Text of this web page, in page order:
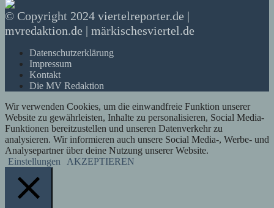
© Copyright 2024 viertelreporter.de |
mvredaktion.de | märkischesviertel.de
Datenschutzerklärung
Impressum
Kontakt
Die MV Redaktion
Wir verwenden Cookies, um die einwandfreie Funktion unserer
Website zu gewährleisten, Inhalte zu personalisieren, Social Media-
Funktionen bereitzustellen und unseren Datenverkehr zu
analysieren. Wir informieren auch unsere Social Media-, Werbe- und
Analysepartner über deine Nutzung unserer Website.
Einstellungen
AKZEPTIEREN